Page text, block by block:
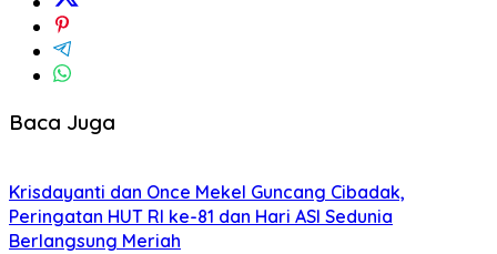
Baca Juga
Krisdayanti dan Once Mekel Guncang Cibadak,
Peringatan HUT RI ke-81 dan Hari ASI Sedunia
Berlangsung Meriah